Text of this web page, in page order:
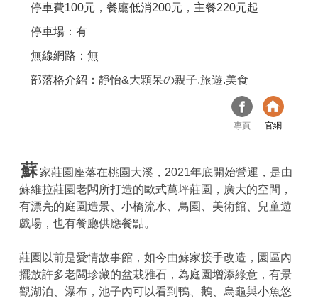
停車費100元，餐廳低消200元，主餐220元起
停車場：有
無線網路：無
部落格介紹： 靜怡&大顆呆の親子.旅遊.美食
專頁 官網
蘇家莊園座落在桃園大溪，2021年底開始營運，是由
蘇維拉莊園老闆所打造的歐式萬坪莊園，廣大的空間，
有漂亮的庭園造景、小橋流水、鳥園、美術館、兒童遊
戲場，也有餐廳供應餐點。
莊園以前是愛情故事館，如今由蘇家接手改造，園區內
擺放許多老闆珍藏的盆栽雅石，為庭園增添綠意，有景
觀湖泊、瀑布，池子內可以看到鴨、鵝、烏龜與小魚悠